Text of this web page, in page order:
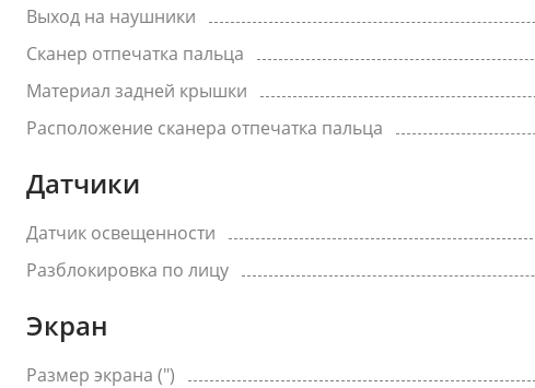
Выход на наушники
Сканер отпечатка пальца
Материал задней крышки
Расположение сканера отпечатка пальца
Датчики
Датчик освещенности
Разблокировка по лицу
Экран
Размер экрана (")